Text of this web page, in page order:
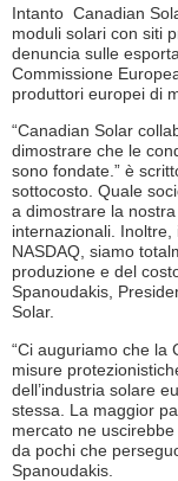
Intanto Canadian
moduli solari con siti
denuncia sulle
Commissione
produttori europei di
“Canadian Solar
dimostrare che le
sono fondate.” è
sottocosto. Quale
a dimostrare la
internazionali.
NASDAQ, siamo
produzione e del
Spanoudakis,
Solar.
“Ci auguriamo che la
misure
dell’industria solare
stessa. La maggior
mercato ne
da pochi che
Spanoudakis.